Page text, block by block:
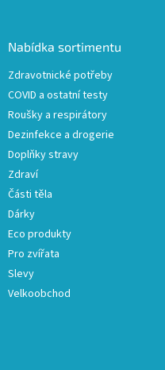
Nabídka sortimentu
Zdravotnické potřeby
COVID a ostatní testy
Roušky a respirátory
Dezinfekce a drogerie
Doplňky stravy
Zdraví
Části těla
Dárky
Eco produkty
Pro zvířata
Slevy
Velkoobchod